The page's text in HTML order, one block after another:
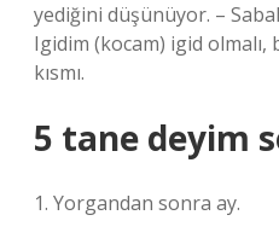
yediğini düşünüyor. –
Igidim (kocam) igid olmalı,
kısmı.
5 tane deyim
1. Yorgandan sonra ay.